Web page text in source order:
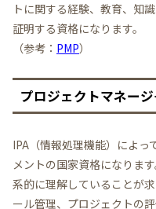
トに関する経験、教育、知
証明する資格になります。
（参考： PMP）
プロジェクトマネー
IPA（情報処理機能）によっ
メントの国家資格になりま
系的に理解していることが
ール管理、プロジェクトの